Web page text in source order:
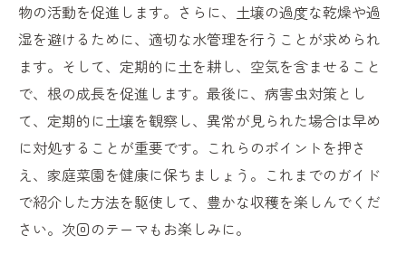
物の活動を促進します。さらに、土壌の過度な乾燥や過
湿を避けるために、適切な水管理を行うことが求められ
ます。そして、定期的に土を耕し、空気を含ませること
で、根の成長を促進します。最後に、病害虫対策とし
て、定期的に土壌を観察し、異常が見られた場合は早め
に対処することが重要です。これらのポイントを押さ
え、家庭菜園を健康に保ちましょう。これまでのガイド
で紹介した方法を駆使して、豊かな収穫を楽しんでくだ
さい。次回のテーマもお楽しみに。